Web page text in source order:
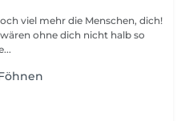
viel mehr die Menschen, dich!
ohne dich nicht halb so